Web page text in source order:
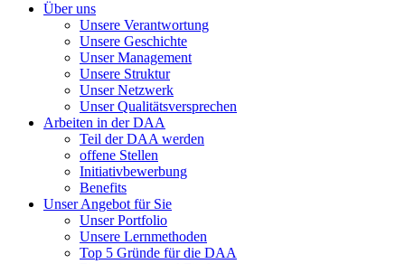
Über uns
Unsere Verantwortung
Unsere Geschichte
Unser Management
Unsere Struktur
Unser Netzwerk
Unser Qualitätsversprechen
Arbeiten in der DAA
Teil der DAA werden
offene Stellen
Initiativbewerbung
Benefits
Unser Angebot für Sie
Unser Portfolio
Unsere Lernmethoden
Top 5 Gründe für die DAA